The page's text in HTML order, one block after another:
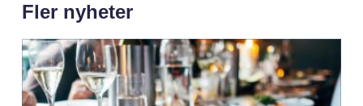
Fler nyheter